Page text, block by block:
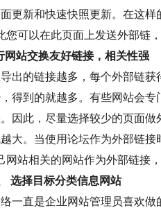
更新和快速快照更新。在这
可以在此页面上发送外部链
网站交换友好链接，相关性强
出的链接越多，每个外部链
得到的就越多。有些网站会
因此，尽量选择较少的页面做
大。当使用论坛作为外部链
站相关的网站作为外部链接
选择目标分类信息网站
一直是企业网站管理员喜欢